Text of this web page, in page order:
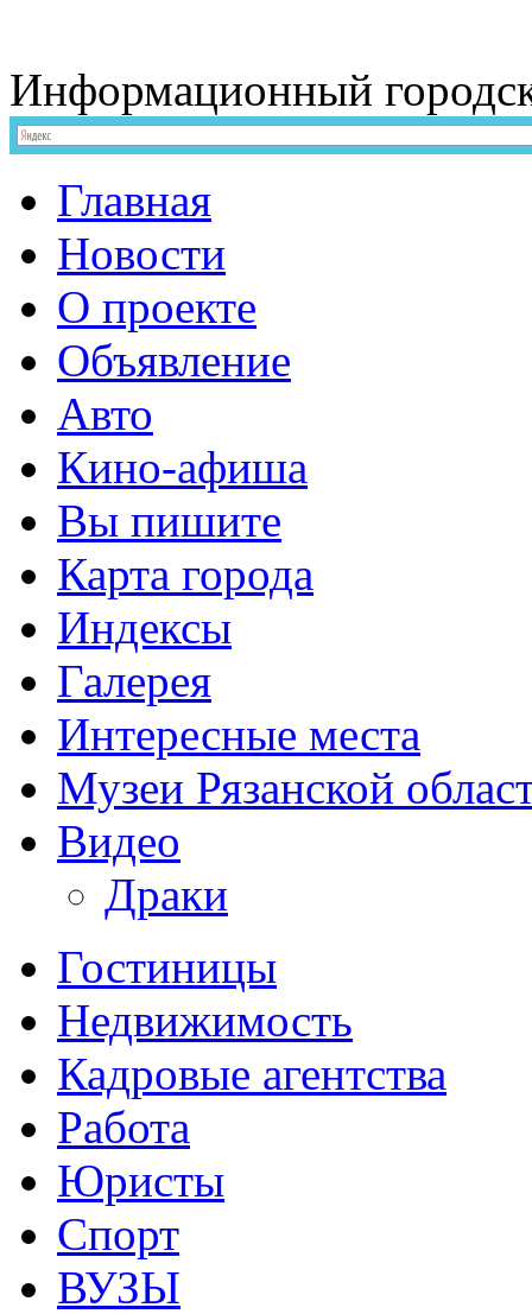
Информационный
Главная
Новости
О проекте
Объявление
Авто
Кино-афиша
Вы пишите
Карта города
Индексы
Галерея
Интересные места
Музеи Рязанской
Видео
Драки
Гостиницы
Недвижимость
Кадровые агентства
Работа
Юристы
Спорт
ВУЗЫ